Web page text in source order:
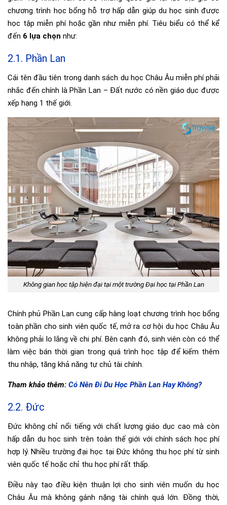
chương trình học bổng hỗ trợ hấp dẫn giúp du học sinh được
học tập miễn phí hoặc gần như miễn phí. Tiêu biểu có thể kể
đến 6 lựa chọn như:
2.1. Phần Lan
Cái tên đầu tiên trong danh sách du học Châu Âu miễn phí phải
nhắc đến chính là Phần Lan – Đất nước có nền giáo dục được
xếp hạng 1 thế giới.
Không gian học tập hiện đại tại một trường Đại học tại Phần Lan
Chính phủ Phần Lan cung cấp hàng loạt chương trình học bổng
toàn phần cho sinh viên quốc tế, mở ra cơ hội du học Châu Âu
không phải lo lắng về chi phí. Bên cạnh đó, sinh viên còn có thể
làm việc bán thời gian trong quá trình học tập để kiếm thêm
thu nhập, tăng khả năng tự chủ tài chính.
Tham khảo thêm: Có Nên Đi Du Học Phần Lan Hay Không?
2.2. Đức
Đức không chỉ nổi tiếng với chất lượng giáo dục cao mà còn
hấp dẫn du học sinh trên toàn thế giới với chính sách học phí
hợp lý. Nhiều trường đại học tại Đức không thu học phí từ sinh
viên quốc tế hoặc chỉ thu học phí rất thấp.
Điều này tạo điều kiện thuận lợi cho sinh viên muốn du học
Châu Âu mà không gánh nặng tài chính quá lớn. Đồng thời,